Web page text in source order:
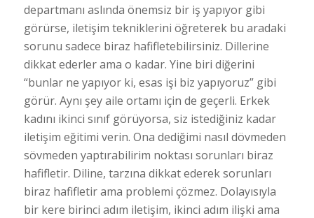
departmanı aslında önemsiz bir iş yapıyor gibi
görürse, iletişim tekniklerini öğreterek bu aradaki
sorunu sadece biraz hafifletebilirsiniz. Dillerine
dikkat ederler ama o kadar. Yine biri diğerini
“bunlar ne yapıyor ki, esas işi biz yapıyoruz” gibi
görür. Aynı şey aile ortamı için de geçerli. Erkek
kadını ikinci sınıf görüyorsa, siz istediğiniz kadar
iletişim eğitimi verin. Ona dediğimi nasıl dövmeden
sövmeden yaptırabilirim noktası sorunları biraz
hafifletir. Diline, tarzına dikkat ederek sorunları
biraz hafifletir ama problemi çözmez. Dolayısıyla
bir kere birinci adım iletişim, ikinci adım ilişki ama